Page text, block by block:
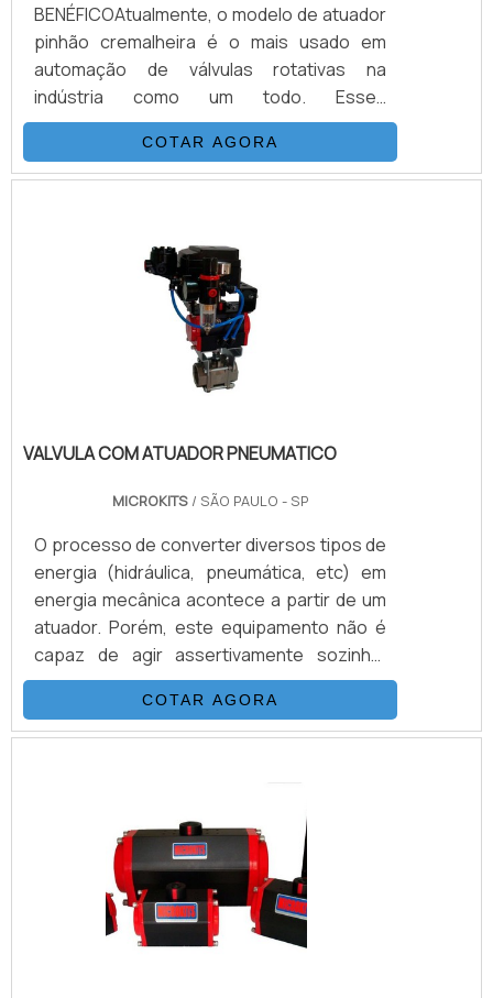
BENÉFICOAtualmente, o modelo de atuador
pinhão cremalheira é o mais usado em
automação de válvulas rotativas na
indústria como um todo. Esses
equipamentos são relativamente simples
em sua concepção, de fácil ou pouca
manutenção, e com um aspecto geral
competitivo em comparação aos modelos
similares, mas principalmente por conta de
sua engenharia simples e funcional do
produto. Este equipamento foi criado e.
COTAR AGORA
VALVULA COM ATUADOR PNEUMATICO
MICROKITS/ SÃO PAULO - SP
O processo de converter diversos tipos de
energia (hidráulica, pneumática, etc) em
energia mecânica acontece a partir de um
atuador. Porém, este equipamento não é
capaz de agir assertivamente sozinho.
Neste caso, é necessário o emprego da
valvula com atuador pneumatico para
melhor rendimento e eficiência real do
energéticas, a função da valvula é fazer o
controle de fluxo de abertura (ou
fechamento). O processo da válv.
COTAR AGORA